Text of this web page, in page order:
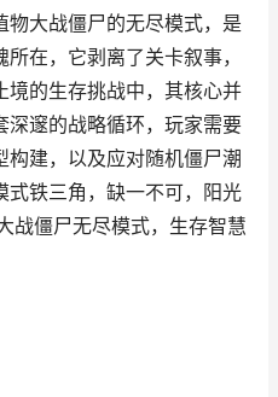
大战僵尸的无尽模式，是
在，它剥离了关卡叙事，
境的生存挑战中，其核心并
深邃的战略循环，玩家需要
建，以及应对随机僵尸潮
式铁三角，缺一不可，阳光
战僵尸无尽模式，生存智慧